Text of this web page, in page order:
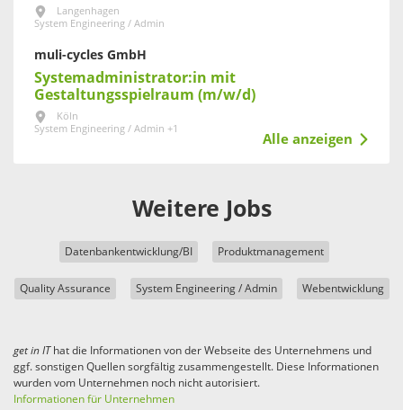
Langenhagen
System Engineering / Admin
muli-cycles GmbH
Systemadministrator:in mit
Gestaltungsspielraum (m/w/d)
Köln
System Engineering / Admin +1
Alle anzeigen
Weitere Jobs
Datenbankentwicklung/BI Produktmanagement
Quality Assurance System Engineering / Admin Webentwicklung
get in IThat die Informationen von der Webseite des Unternehmens und
ggf. sonstigen Quellen sorgfältig zusammengestellt. Diese Informationen
wurden vom Unternehmen noch nicht autorisiert.
Informationen für Unternehmen